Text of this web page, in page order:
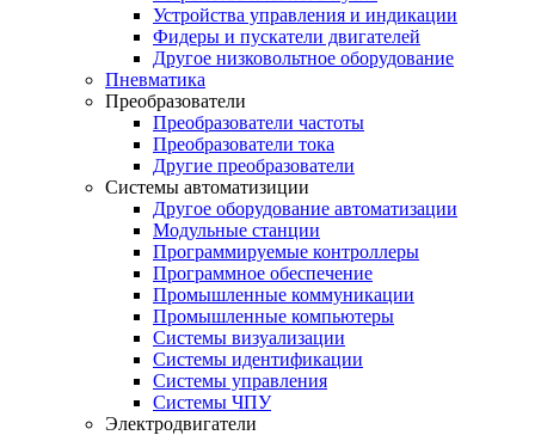
Устройства управления и индикации
Фидеры и пускатели двигателей
Другое низковольтное оборудование
Пневматика
Преобразователи
Преобразователи частоты
Преобразователи тока
Другие преобразователи
Системы автоматизиции
Другое оборудование автоматизации
Модульные станции
Программируемые контроллеры
Программное обеспечение
Промышленные коммуникации
Промышленные компьютеры
Системы визуализации
Системы идентификации
Системы управления
Системы ЧПУ
Электродвигатели